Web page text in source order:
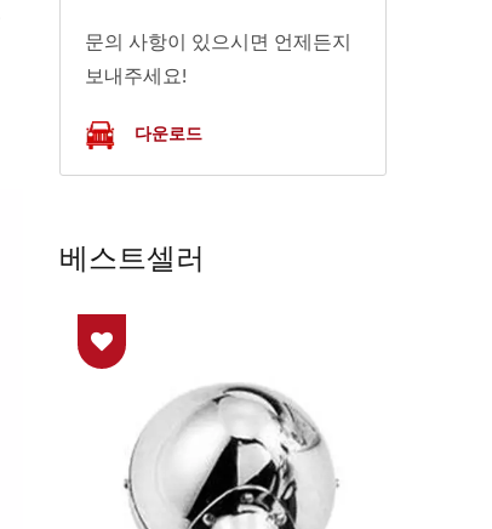
문의 사항이 있으시면 언제든지
보내주세요!
다운로드
베스트셀러